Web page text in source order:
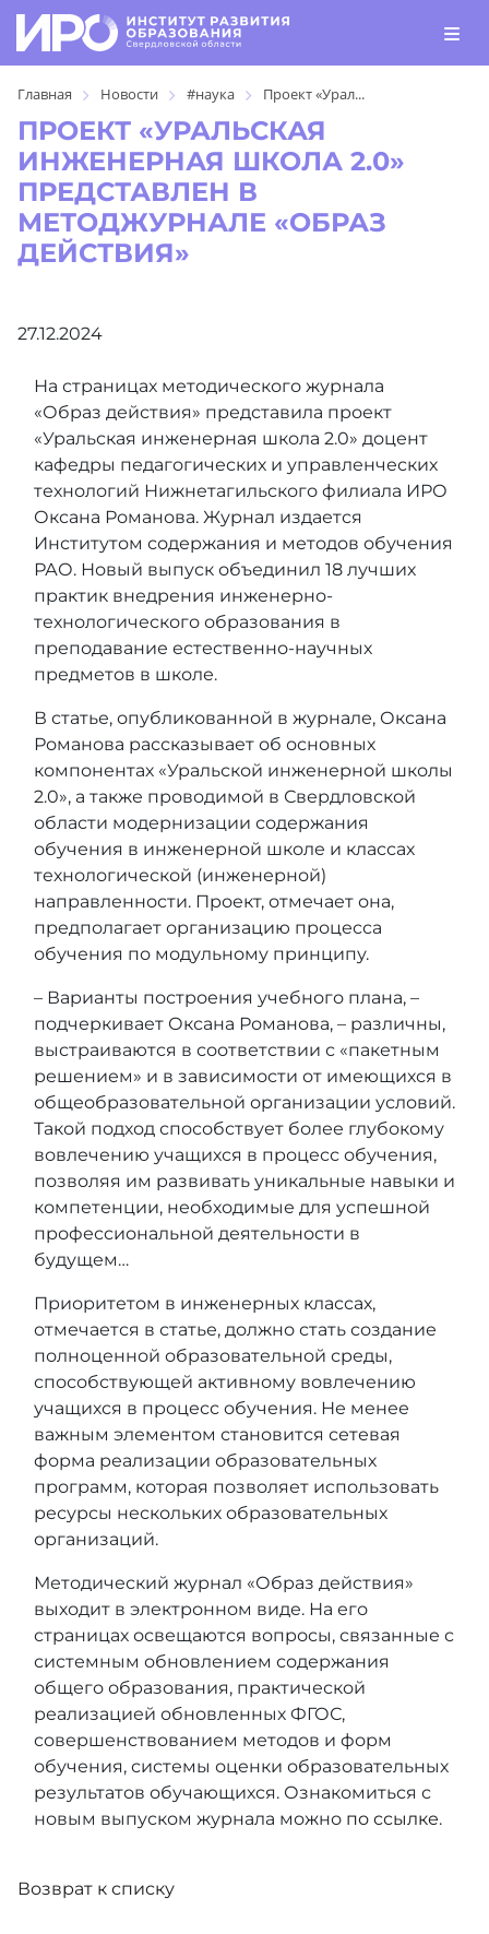
Главная Новости #наука Проект «Урал...
ПРОЕКТ «УРАЛЬСКАЯ
ИНЖЕНЕРНАЯ ШКОЛА 2.0»
ПРЕДСТАВЛЕН В
МЕТОДЖУРНАЛЕ «ОБРАЗ
ДЕЙСТВИЯ»
27.12.2024
На страницах методического журнала
«Образ действия» представила проект
«Уральская инженерная школа 2.0» доцент
кафедры педагогических и управленческих
технологий Нижнетагильского филиала ИРО
Оксана Романова. Журнал издается
Институтом содержания и методов обучения
РАО. Новый выпуск объединил 18 лучших
практик внедрения инженерно-
технологического образования в
преподавание естественно-научных
предметов в школе.
В статье, опубликованной в журнале, Оксана
Романова рассказывает об основных
компонентах «Уральской инженерной школы
2.0», а также проводимой в Свердловской
области модернизации содержания
обучения в инженерной школе и классах
технологической (инженерной)
направленности. Проект, отмечает она,
предполагает организацию процесса
обучения по модульному принципу.
– Варианты построения учебного плана, –
подчеркивает Оксана Романова, – различны,
выстраиваются в соответствии с «пакетным
решением» и в зависимости от имеющихся в
общеобразовательной организации условий.
Такой подход способствует более глубокому
вовлечению учащихся в процесс обучения,
позволяя им развивать уникальные навыки и
компетенции, необходимые для успешной
профессиональной деятельности в
будущем…
Приоритетом в инженерных классах,
отмечается в статье, должно стать создание
полноценной образовательной среды,
способствующей активному вовлечению
учащихся в процесс обучения. Не менее
важным элементом становится сетевая
форма реализации образовательных
программ, которая позволяет использовать
ресурсы нескольких образовательных
организаций.
Методический журнал «Образ действия»
выходит в электронном виде. На его
страницах освещаются вопросы, связанные с
системным обновлением содержания
общего образования, практической
реализацией обновленных ФГОС,
совершенствованием методов и форм
обучения, системы оценки образовательных
результатов обучающихся. Ознакомиться с
новым выпуском журнала можно по ссылке.
Возврат к списку